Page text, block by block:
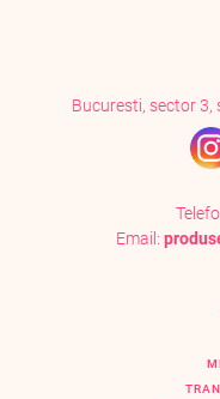
Bucuresti, sector 3,
Email: